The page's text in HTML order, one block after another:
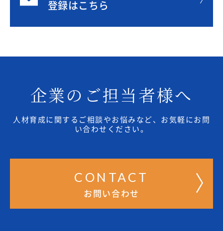
登録はこちら
企業のご担当者様へ
人材育成に関するご相談やお悩みなど、お気軽にお問
い合わせください。
CONTACT
お問い合わせ